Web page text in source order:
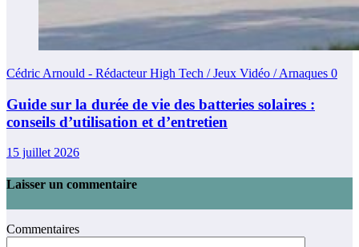
Cédric Arnould - Rédacteur High Tech / Jeux Vidéo / Arnaques 0
Guide sur la durée de vie des batteries solaires :
conseils d’utilisation et d’entretien
15 juillet 2026
Laisser un commentaire
Commentaires